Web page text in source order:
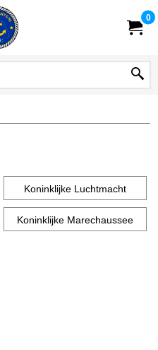
0
Koninklijke Luchtmacht
Koninklijke Marechaussee